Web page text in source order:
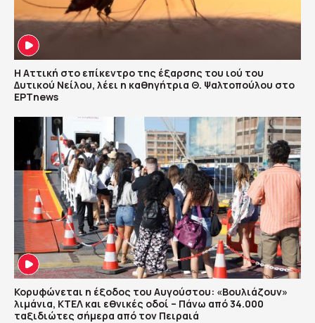
Η Αττική στο επίκεντρο της έξαρσης του ιού του
Δυτικού Νείλου, λέει η καθηγήτρια Θ. Ψαλτοπούλου στο
ΕΡΤnews
Κορυφώνεται η έξοδος του Αυγούστου: «Βουλιάζουν»
λιμάνια, ΚΤΕΛ και εθνικές οδοί – Πάνω από 34.000
ταξιδιώτες σήμερα από τον Πειραιά